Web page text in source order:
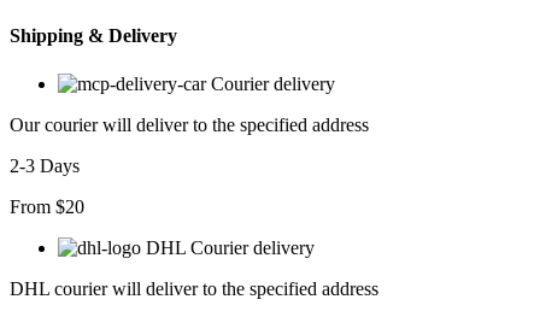
Lastik
Triko
Mini
Boy
adet
Shipping & Delivery
Courier delivery
Our courier will deliver to the specified address
2-3 Days
From $20
DHL Courier delivery
DHL courier will deliver to the specified address